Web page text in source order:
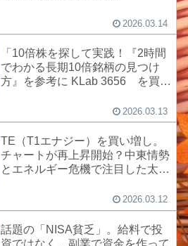
2026.03.14
「10倍株を探して実践！『2時間
でわかる長期10倍銘柄の見つけ
方』を参考に KLab 3656 を買っ
2026.03.13
TE（T1エナジー）を買い増し。
チャートが再上昇開始？中東情勢
とエネルギー危機で注目した太陽
2026.03.12
話題の「NISA貧乏」。給料で投
資ではなく、副業で資金を作って